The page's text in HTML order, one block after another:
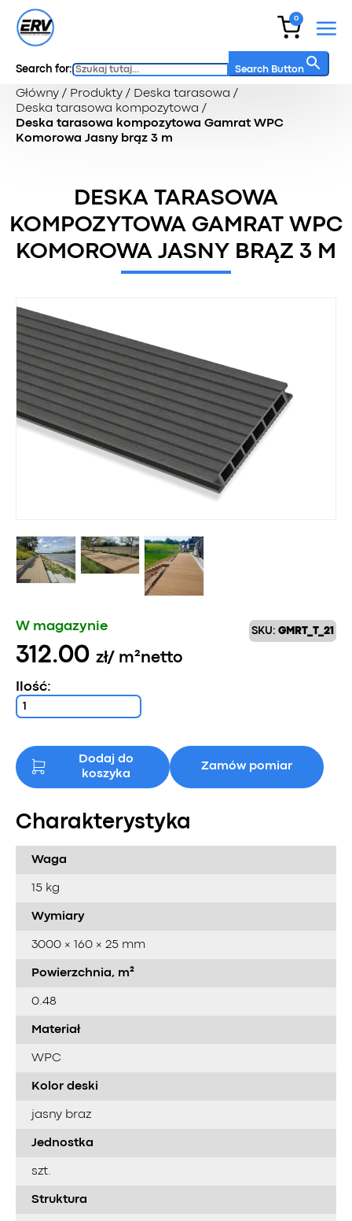
0
Search for: Search Button
Główny / Produkty / Deska tarasowa /
Deska tarasowa kompozytowa /
Deska tarasowa kompozytowa Gamrat WPC
Komorowa Jasny brąz 3 m
DESKA TARASOWA
KOMPOZYTOWA GAMRAT WPC
KOMOROWA JASNY BRĄZ 3 M
SKU: GMRT_T_21
W magazynie
312.00 zł/ m²netto
Ilość:
Dodaj do
koszyka
Zamów pomiar
Charakterystyka
Waga
15 kg
Wymiary
3000 × 160 × 25 mm
Powierzchnia, m²
0.48
Materiał
WPC
Kolor deski
jasny braz
Jednostka
szt.
Struktura